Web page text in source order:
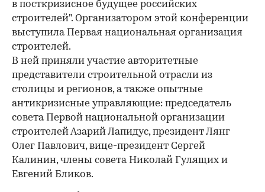
в посткризисное будущее российских
строителей". Организатором этой конференции
выступила Первая национальная организация
строителей.
В ней приняли участие авторитетные
представители строительной отрасли из
столицы и регионов, а также опытные
антикризисные управляющие: председатель
совета Первой национальной организации
строителей Азарий Лапидус, президент Лянг
Олег Павлович, вице-президент Сергей
Калинин, члены совета Николай Гулящих и
Евгений Бликов.